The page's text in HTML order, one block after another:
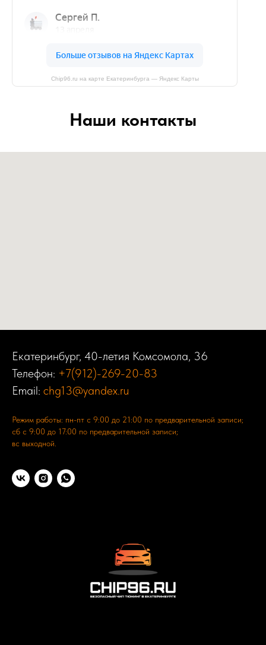
Chip96.ru на карте Екатеринбурга — Яндекс Карты
Наши контакты
Екатеринбург, 40-летия Комсомола, 36
Телефон: +7(912)-269-20-83
Email: chg13@yandex.ru
Режим работы: пн-пт с 9:00 до 21:00 по предварительной записи;
сб с 9:00 до 17:00 по предварительной записи;
вс выходной.